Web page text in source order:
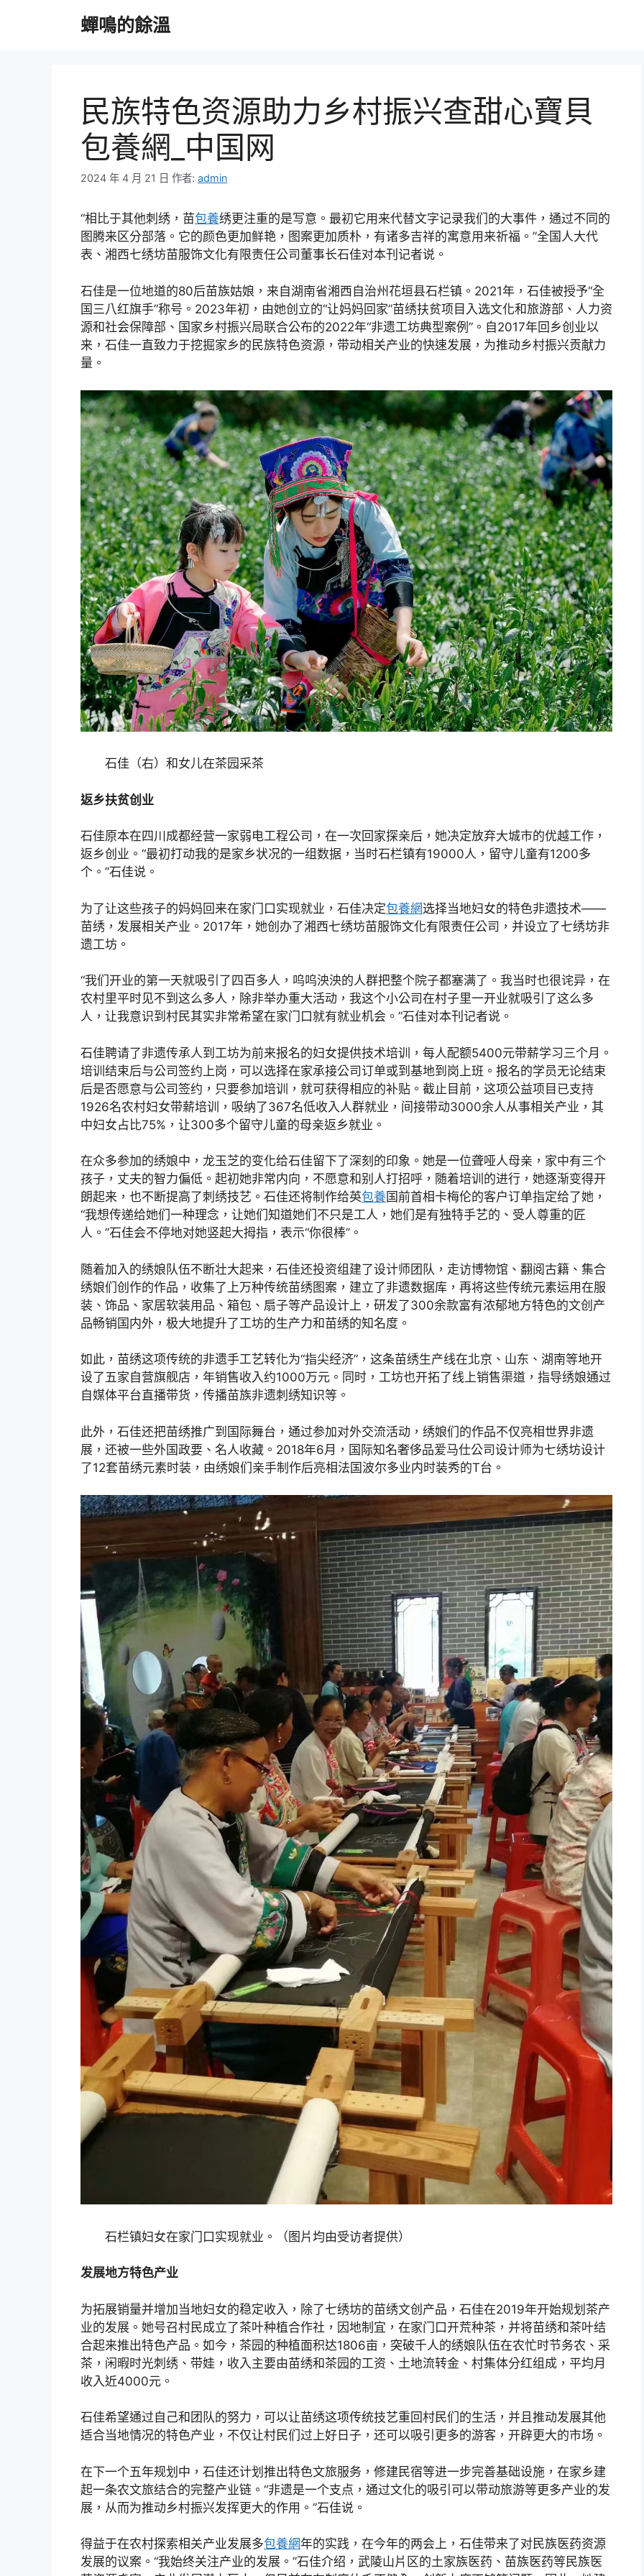
蟬鳴的餘溫
民族特色资源助力乡村振兴查甜心寶貝
包養網_中国网
2024 年 4 月 21 日 作者: admin
“相比于其他刺绣，苗包養绣更注重的是写意。最初它用来代替文字记录我们的大事件，通过不同的
图腾来区分部落。它的颜色更加鲜艳，图案更加质朴，有诸多吉祥的寓意用来祈福。”全国人大代
表、湘西七绣坊苗服饰文化有限责任公司董事长石佳对本刊记者说。
石佳是一位地道的80后苗族姑娘，来自湖南省湘西自治州花垣县石栏镇。2021年，石佳被授予“全
国三八红旗手”称号。2023年初，由她创立的“让妈妈回家”苗绣扶贫项目入选文化和旅游部、人力资
源和社会保障部、国家乡村振兴局联合公布的2022年“非遗工坊典型案例”。自2017年回乡创业以
来，石佳一直致力于挖掘家乡的民族特色资源，带动相关产业的快速发展，为推动乡村振兴贡献力
量。
石佳（右）和女儿在茶园采茶
返乡扶贫创业
石佳原本在四川成都经营一家弱电工程公司，在一次回家探亲后，她决定放弃大城市的优越工作，
返乡创业。“最初打动我的是家乡状况的一组数据，当时石栏镇有19000人，留守儿童有1200多
个。”石佳说。
为了让这些孩子的妈妈回来在家门口实现就业，石佳决定包養網选择当地妇女的特色非遗技术——
苗绣，发展相关产业。2017年，她创办了湘西七绣坊苗服饰文化有限责任公司，并设立了七绣坊非
遗工坊。
“我们开业的第一天就吸引了四百多人，呜呜泱泱的人群把整个院子都塞满了。我当时也很诧异，在
农村里平时见不到这么多人，除非举办重大活动，我这个小公司在村子里一开业就吸引了这么多
人，让我意识到村民其实非常希望在家门口就有就业机会。”石佳对本刊记者说。
石佳聘请了非遗传承人到工坊为前来报名的妇女提供技术培训，每人配额5400元带薪学习三个月。
培训结束后与公司签约上岗，可以选择在家承接公司订单或到基地到岗上班。报名的学员无论结束
后是否愿意与公司签约，只要参加培训，就可获得相应的补贴。截止目前，这项公益项目已支持
1926名农村妇女带薪培训，吸纳了367名低收入人群就业，间接带动3000余人从事相关产业，其
中妇女占比75%，让300多个留守儿童的母亲返乡就业。
在众多参加的绣娘中，龙玉芝的变化给石佳留下了深刻的印象。她是一位聋哑人母亲，家中有三个
孩子，丈夫的智力偏低。起初她非常内向，不愿意和别人打招呼，随着培训的进行，她逐渐变得开
朗起来，也不断提高了刺绣技艺。石佳还将制作给英包養国前首相卡梅伦的客户订单指定给了她，
“我想传递给她们一种理念，让她们知道她们不只是工人，她们是有独特手艺的、受人尊重的匠
人。”石佳会不停地对她竖起大拇指，表示“你很棒”。
随着加入的绣娘队伍不断壮大起来，石佳还投资组建了设计师团队，走访博物馆、翻阅古籍、集合
绣娘们创作的作品，收集了上万种传统苗绣图案，建立了非遗数据库，再将这些传统元素运用在服
装、饰品、家居软装用品、箱包、扇子等产品设计上，研发了300余款富有浓郁地方特色的文创产
品畅销国内外，极大地提升了工坊的生产力和苗绣的知名度。
如此，苗绣这项传统的非遗手工艺转化为“指尖经济”，这条苗绣生产线在北京、山东、湖南等地开
设了五家自营旗舰店，年销售收入约1000万元。同时，工坊也开拓了线上销售渠道，指导绣娘通过
自媒体平台直播带货，传播苗族非遗刺绣知识等。
此外，石佳还把苗绣推广到国际舞台，通过参加对外交流活动，绣娘们的作品不仅亮相世界非遗
展，还被一些外国政要、名人收藏。2018年6月，国际知名奢侈品爱马仕公司设计师为七绣坊设计
了12套苗绣元素时装，由绣娘们亲手制作后亮相法国波尔多业内时装秀的T台。
石栏镇妇女在家门口实现就业。（图片均由受访者提供）
发展地方特色产业
为拓展销量并增加当地妇女的稳定收入，除了七绣坊的苗绣文创产品，石佳在2019年开始规划茶产
业的发展。她号召村民成立了茶叶种植合作社，因地制宜，在家门口开荒种茶，并将苗绣和茶叶结
合起来推出特色产品。如今，茶园的种植面积达1806亩，突破千人的绣娘队伍在农忙时节务农、采
茶，闲暇时光刺绣、带娃，收入主要由苗绣和茶园的工资、土地流转金、村集体分红组成，平均月
收入近4000元。
石佳希望通过自己和团队的努力，可以让苗绣这项传统技艺重回村民们的生活，并且推动发展其他
适合当地情况的特色产业，不仅让村民们过上好日子，还可以吸引更多的游客，开辟更大的市场。
在下一个五年规划中，石佳还计划推出特色文旅服务，修建民宿等进一步完善基础设施，在家乡建
起一条农文旅结合的完整产业链。“非遗是一个支点，通过文化的吸引可以带动旅游等更多产业的发
展，从而为推动乡村振兴发挥更大的作用。”石佳说。
得益于在农村探索相关产业发展多包養網年的实践，在今年的两会上，石佳带来了对民族医药资源
发展的议案。“我始终关注产业的发展。”石佳介绍，武陵山片区的土家族医药、苗族医药等民族医